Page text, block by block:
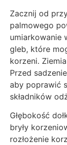
Zacznij od
palmowego
umiarkowanie
gleb, które
korzeni.
Przed
aby poprawić
składników
Głębokość
bryły
rozłożenie